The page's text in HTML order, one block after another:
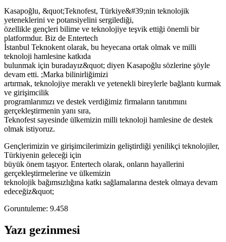
Kasapoğlu, &quot;Teknofest, Türkiye&#39;nin teknolojik
yeteneklerini ve potansiyelini sergilediği,
özellikle gençleri bilime ve teknolojiye teşvik ettiği önemli bir
platformdur. Biz de Entertech
İstanbul Teknokent olarak, bu heyecana ortak olmak ve milli
teknoloji hamlesine katkıda
bulunmak için buradayız&quot; diyen Kasapoğlu sözlerine şöyle
devam etti. ;Marka bilinirliğimizi
artırmak, teknolojiye meraklı ve yetenekli bireylerle bağlantı kurmak
ve girişimcilik
programlarımızı ve destek verdiğimiz firmaların tanıtımını
gerçekleştirmenin yanı sıra,
Teknofest sayesinde ülkemizin milli teknoloji hamlesine de destek
olmak istiyoruz.
Gençlerimizin ve girişimcilerimizin geliştirdiği yenilikçi teknolojiler,
Türkiyenin geleceği için
büyük önem taşıyor. Entertech olarak, onların hayallerini
gerçekleştirmelerine ve ülkemizin
teknolojik bağımsızlığına katkı sağlamalarına destek olmaya devam
edeceğiz&quot;
Goruntuleme: 9.458
Yazı gezinmesi